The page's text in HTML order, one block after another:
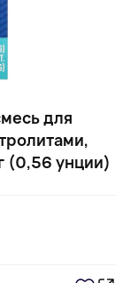
для
(0,56 унции)